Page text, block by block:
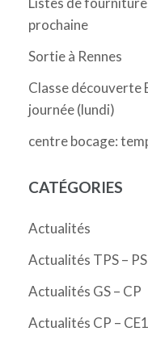
prochaine
Sortie à Rennes
Classe découverte
journée (lundi)
centre bocage:
CATÉGORIES
Actualités
Actualités TPS –
Actualités GS – CP
Actualités CP –